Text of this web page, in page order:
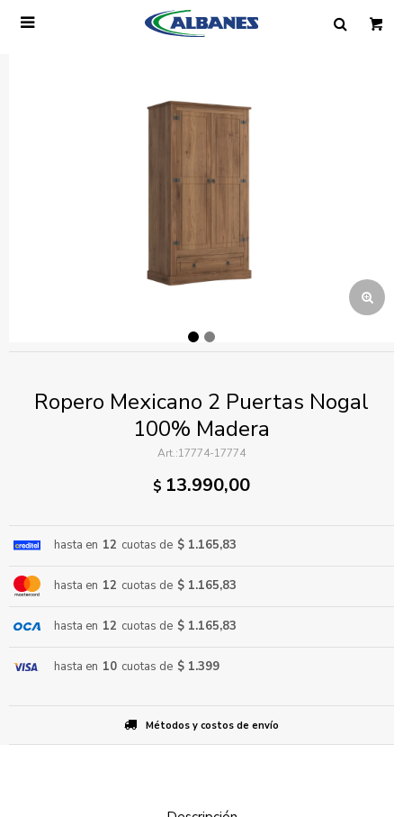

Ropero Mexicano 2 Puertas Nogal
100% Madera
17774-17774
$ 13.990,00
hasta en 12 cuotas de $ 1.165,83
hasta en 12 cuotas de $ 1.165,83
hasta en 12 cuotas de $ 1.165,83
hasta en 10 cuotas de $ 1.399
Métodos y costos de envío